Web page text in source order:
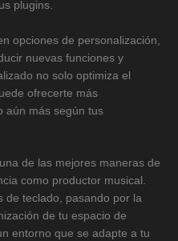
plugins.
opciones de personalización,
nuevas funciones y
no solo optimiza el
ofrecerte más
aún más según tus
de las mejores maneras de
como productor musical.
de teclado, pasando por la
de tu espacio de
entorno que se adapte a tu